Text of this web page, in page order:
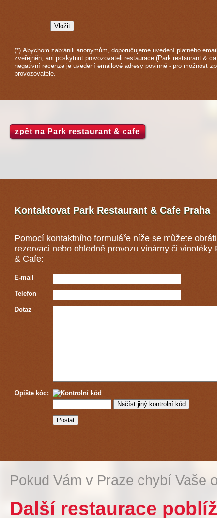
(*) Abychom zabránili anonymům, doporučujeme uvedení platného
zveřejněn, ani poskytnut provozovateli restaurace (Park restaurant &
negativní recenze je uvedení emailové adresy povinné - pro možnost
provozovatele.
zpět na Park restaurant & cafe
Kontaktovat Park Restaurant & Cafe Praha
Pomocí kontaktního formuláře níže se můžete
rezervaci nebo ohledně provozu vinárny či vinotéky
& Cafe:
E-mail
Telefon
Dotaz
Opište kód:
Pokud Vám v Praze chybí Vaše
Další restaurace